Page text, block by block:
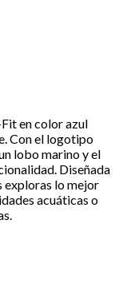
en color azul
Con el logotipo
lobo marino y el
Diseñada
exploras lo mejor
acuáticas o